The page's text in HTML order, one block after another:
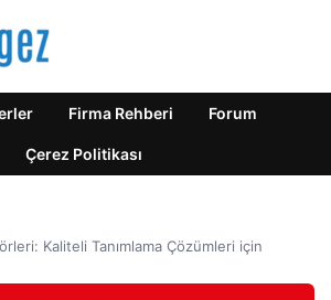
Firma Rehberi Forum
Çerez Politikası
Kaliteli Tanımlama Çözümleri için